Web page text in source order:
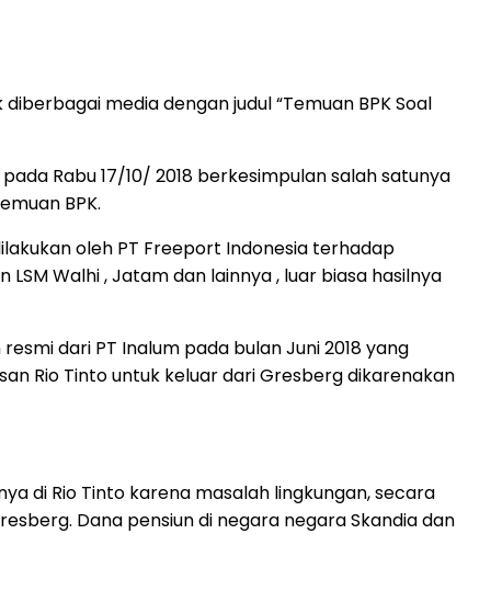
media dengan judul “Temuan BPK Soal
Rabu 17/10/ 2018 berkesimpulan salah satunya
BPK.
oleh PT Freeport Indonesia terhadap
Walhi , Jatam dan lainnya , luar biasa hasilnya
dari PT Inalum pada bulan Juni 2018 yang
Rio Tinto untuk keluar dari Gresberg dikarenakan
di Rio Tinto karena masalah lingkungan, secara
Dana pensiun di negara negara Skandia dan